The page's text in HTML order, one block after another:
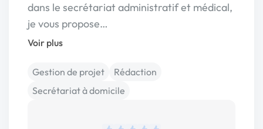
dans le secrétariat administratif et médical,
je vous propose…
Voir plus
Gestion de projet
Rédaction
Secrétariat à domicile